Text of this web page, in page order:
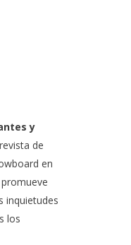
y
de
en
inquietudes
los